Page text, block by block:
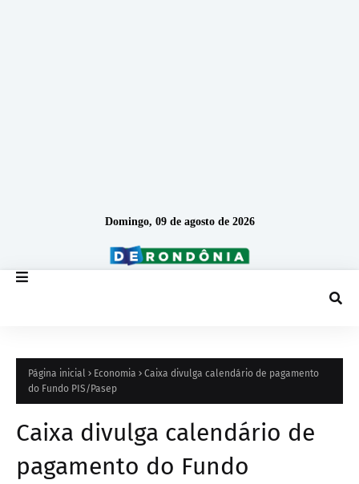
Domingo, 09 de agosto de 2026
Página inicial Economia
Caixa divulga calendário de pagamento
do Fundo PIS/Pasep
Caixa divulga calendário de
pagamento do Fundo